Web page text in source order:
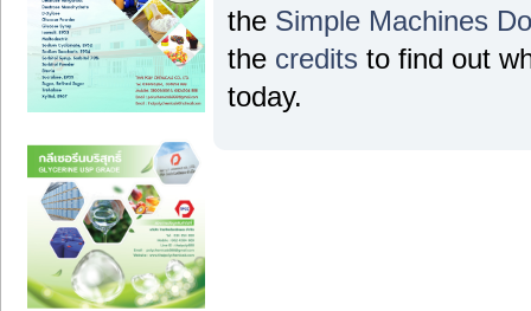
the Simple Machines
the credits to find out
today.